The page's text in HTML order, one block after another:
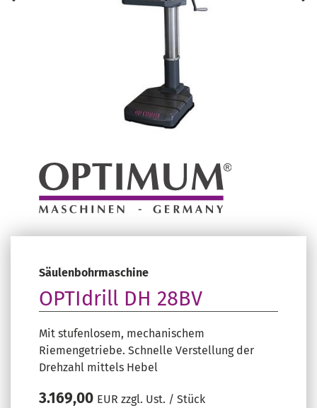
Säulenbohrmaschine
OPTIdrill DH 28BV
Mit stufenlosem, mechanischem
Riemengetriebe. Schnelle Verstellung der
Drehzahl mittels Hebel
3.169,00 EUR zzgl. Ust. / Stück